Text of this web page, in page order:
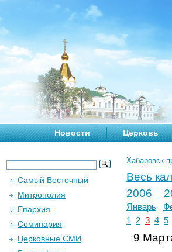
Новости Церковь
Хабаровск
Весь
2006
Январь
1
2 3 4 5
9
Самый Восточный
Митрополия
Епархия
Семинария
Церковные СМИ